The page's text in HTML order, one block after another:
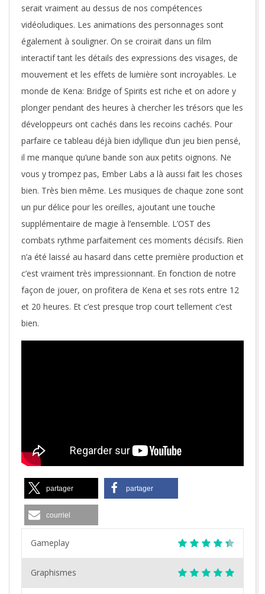
serait vraiment au dessus de nos compétences
vidéoludiques. Les animations des personnages sont
également à souligner. On se croirait dans un film
interactif tant les détails des expressions des visages, de
mouvement et les effets de lumière sont incroyables. Le
monde de Kena: Bridge of Spirits est riche et on adore y
plonger pendant des heures à chercher les trésors que les
développeurs ont cachés dans les recoins cachés. Pour
parfaire ce tableau déjà bien idyllique d’un jeu bien pensé,
il me manque qu’une bande son aux petits oignons. Ne
vous y trompez pas, Ember Labs a là aussi fait les choses
bien. Très bien même. Les musiques de chaque zone sont
un pur délice pour les oreilles, ajoutant une touche
supplémentaire de magie à l’ensemble. L’OST des
combats rythme parfaitement ces moments décisifs. Rien
n’a été laissé au hasard dans cette première production et
c’est vraiment très impressionnant. En fonction de notre
façon de jouer, on profitera de Kena et ses rots entre 12
et 20 heures. Et c’est presque trop court tellement c’est
bien.
partager partager
courriel
Gameplay
Graphismes